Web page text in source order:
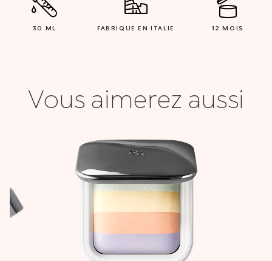
30 ML FABRIQUE EN ITALIE 12 MOIS
Vous aimerez aussi
prix
initial
78,900 DT.
prix
actuel
est :
31,000 DT.